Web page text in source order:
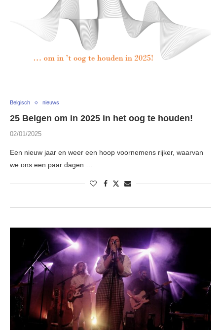
Belgisch nieuws
25 Belgen om in 2025 in het oog te houden!
02/01/2025
Een nieuw jaar en weer een hoop voornemens rijker, waarvan
we ons een paar dagen …